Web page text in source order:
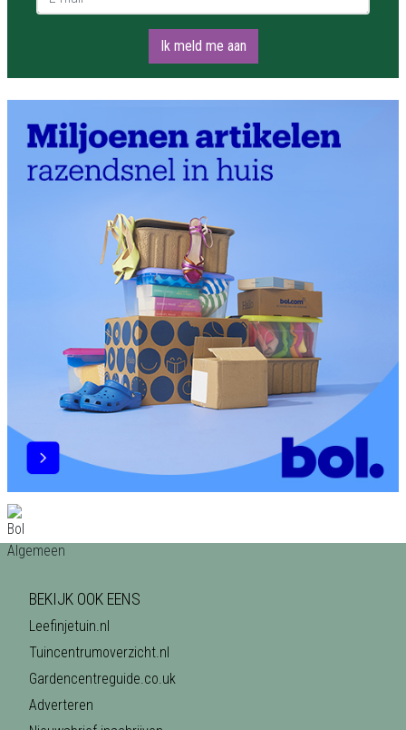
Ik meld me aan
BEKIJK OOK EENS
Leefinjetuin.nl
Tuincentrumoverzicht.nl
Gardencentreguide.co.uk
Adverteren